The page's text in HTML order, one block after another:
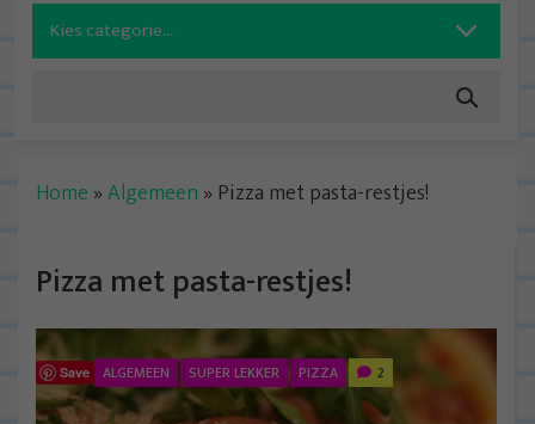
Search
for:
Home »Algemeen » Pizza met pasta-restjes!
Pizza met pasta-restjes!
Save ALGEMEEN SUPER LEKKER PIZZA 2